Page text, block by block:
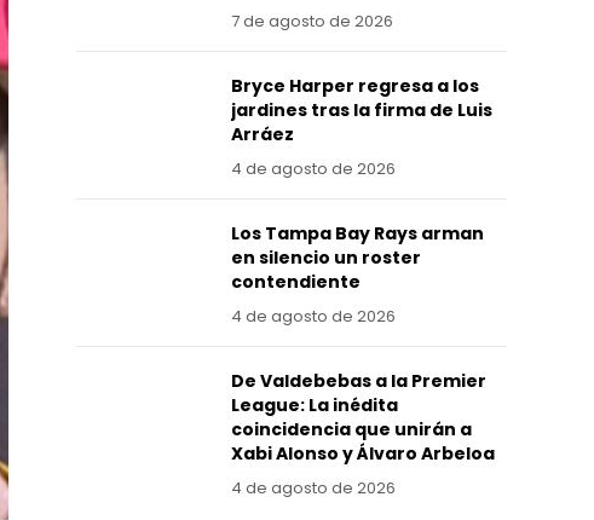
7 de agosto de 2026
Bryce Harper regresa a los
jardines tras la firma de Luis
Arráez
4 de agosto de 2026
Los Tampa Bay Rays arman
en silencio un roster
contendiente
4 de agosto de 2026
De Valdebebas a la Premier
League: La inédita
coincidencia que unirán a
Xabi Alonso y Álvaro Arbeloa
4 de agosto de 2026